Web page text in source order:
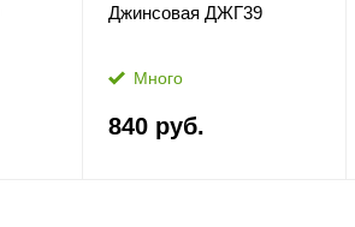
Джинсовая ДЖГ39
Много
840 руб.